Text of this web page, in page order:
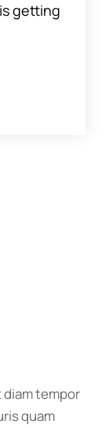
getting
tempor
quam